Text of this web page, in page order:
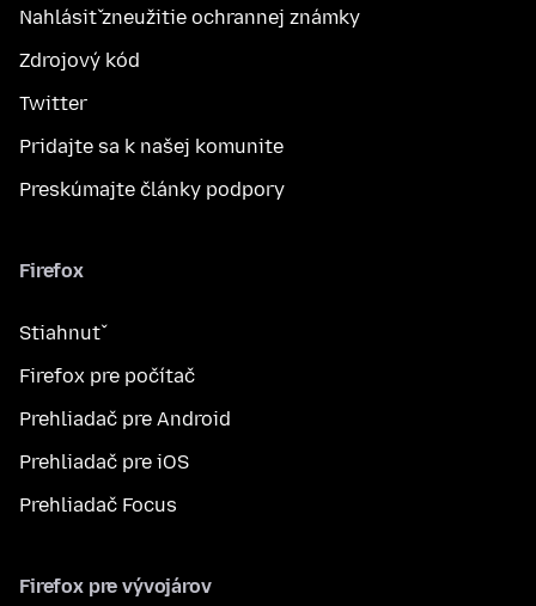
Nahlásiť zneužitie ochrannej známky
Zdrojový kód
Twitter
Pridajte sa k našej komunite
Preskúmajte články podpory
Firefox
Stiahnuť
Firefox pre počítač
Prehliadač pre Android
Prehliadač pre iOS
Prehliadač Focus
Firefox pre vývojárov